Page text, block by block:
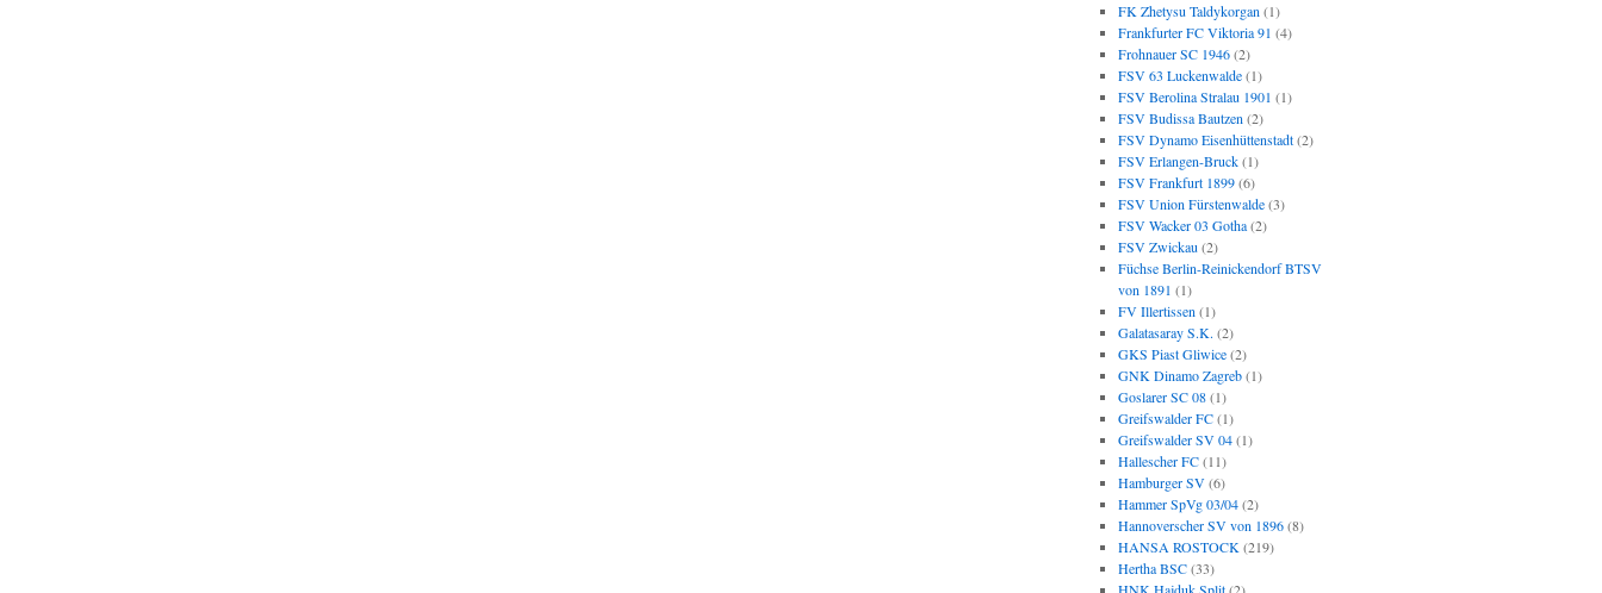
FK Zhetysu Taldykorgan (1)
Frankfurter FC Viktoria 91 (4)
Frohnauer SC 1946(2)
FSV 63 Luckenwalde(1)
FSV Berolina Stralau 1901 (1)
FSV Budissa Bautzen (2)
FSV Dynamo Eisenhüttenstadt(2)
FSV Erlangen-Bruck(1)
FSV Frankfurt 1899(6)
FSV Union Fürstenwalde(3)
FSV Wacker 03 Gotha(2)
FSV Zwickau (2)
Füchse Berlin-Reinickendorf BTSV
von 1891 (1)
FV Illertissen (1)
Galatasaray S.K. (2)
GKS Piast Gliwice(2)
GNK Dinamo Zagreb(1)
Goslarer SC 08(1)
Greifswalder FC(1)
Greifswalder SV 04(1)
Hallescher FC(11)
Hamburger SV(6)
Hammer SpVg 03/04(2)
Hannoverscher SV von 1896(8)
HANSA ROSTOCK (219)
Hertha BSC(33)